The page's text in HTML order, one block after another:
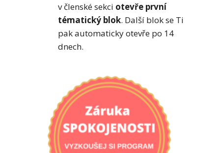
v členské sekci otevře první
tématický blok. Další blok se Ti
pak automaticky otevře po 14
dnech.